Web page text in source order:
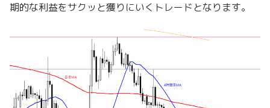
期的な利益をサクッと獲りにいくトレードとなります。